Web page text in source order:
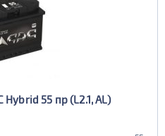
55 пр (L2.1, AL)